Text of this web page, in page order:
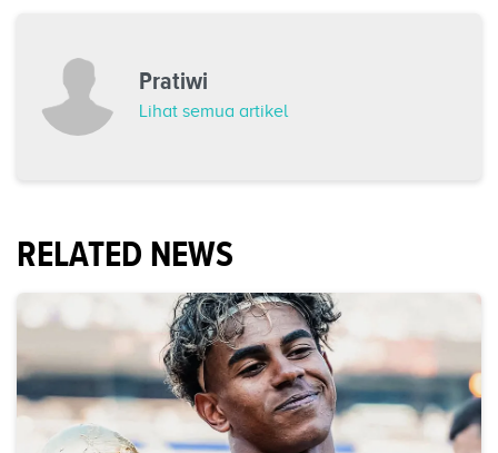
Pratiwi
Lihat semua artikel
RELATED NEWS